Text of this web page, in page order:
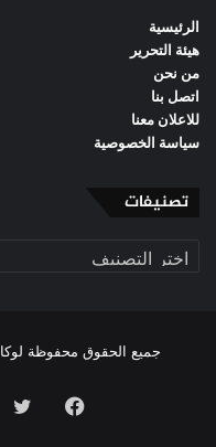
الرئيسية
هيئة التحرير
من نحن
اتصل بنا
للاعلان معنا
سياسة الخصوصية
تصنيفات
تصنيفات
جميع الحقوق محفوظة لوكالة
فيسبوك